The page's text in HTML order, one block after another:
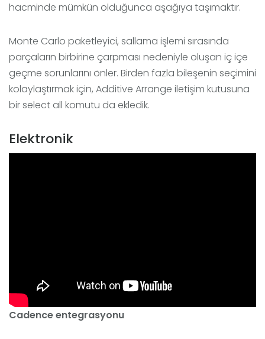
hacminde mümkün olduğunca aşağıya taşımaktır.
Monte Carlo paketleyici, sallama işlemi sırasında
parçaların birbirine çarpması nedeniyle oluşan iç içe
geçme sorunlarını önler. Birden fazla bileşenin seçimini
kolaylaştırmak için, Additive Arrange iletişim kutusuna
bir select all komutu da ekledik.
Elektronik
Cadence entegrasyonu